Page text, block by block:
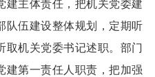
建主体责任，把机关党委建
队伍建设整体规划，定期听
取机关党委书记述职。部门
建第一责任人职责，把加强